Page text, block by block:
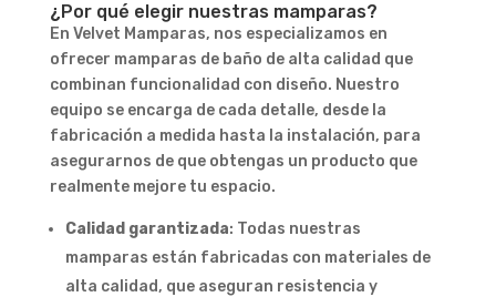
¿Por qué elegir nuestras mamparas?
En Velvet Mamparas, nos especializamos en
ofrecer mamparas de baño de alta calidad que
combinan funcionalidad con diseño. Nuestro
equipo se encarga de cada detalle, desde la
fabricación a medida hasta la instalación, para
asegurarnos de que obtengas un producto que
realmente mejore tu espacio.
Calidad garantizada: Todas nuestras
mamparas están fabricadas con materiales de
alta calidad, que aseguran resistencia y